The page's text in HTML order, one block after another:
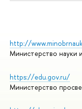
http://
Министерство науки
https://edu.gov.ru/
Министерство